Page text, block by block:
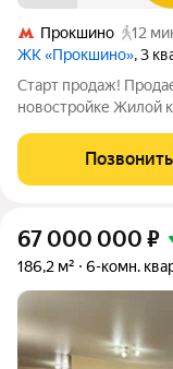
Прокшино
12
ЖК «Прокшино», 3
Старт продаж!
новостройке Жилой
Новомосковский
ЖК Прокшино, 7.1.3.
Позвонить
67 000 000 ₽
186,2 м² 6-комн.